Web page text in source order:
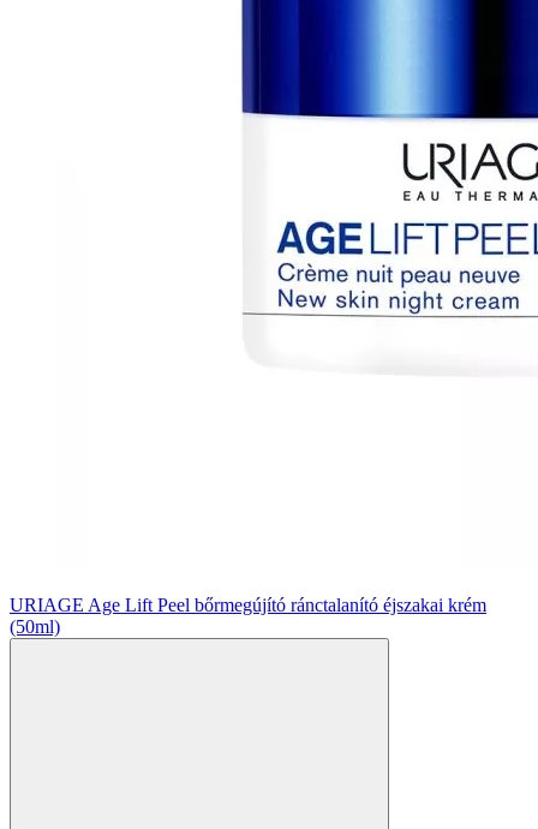
URIAGE Age Lift Peel bőrmegújító ránctalanító éjszakai krém
(50ml)